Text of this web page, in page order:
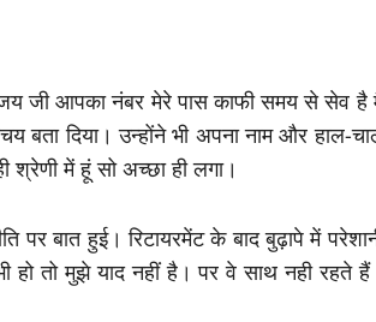
जी आपका नंबर मेरे पास काफी समय से सेव है
बता दिया। उन्होंने भी अपना नाम और हाल-
श्रेणी में हूं सो अच्छा ही लगा।
पर बात हुई। रिटायरमेंट के बाद बुढ़ापे में
हो तो मुझे याद नहीं है। पर वे साथ नही रहते